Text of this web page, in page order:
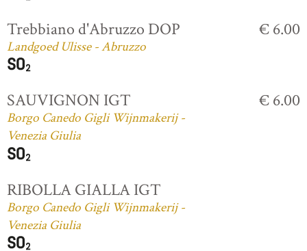
Trebbiano d'Abruzzo DOP
Landgoed Ulisse - Abruzzo
€ 6.00
SAUVIGNON IGT
Borgo Canedo Gigli Wijnmakerij -
Venezia Giulia
€ 6.00
RIBOLLA GIALLA IGT
Borgo Canedo Gigli Wijnmakerij -
Venezia Giulia